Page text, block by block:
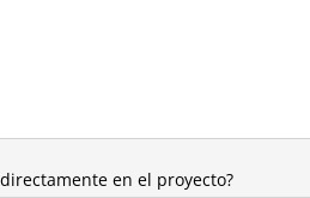
en el proyecto?